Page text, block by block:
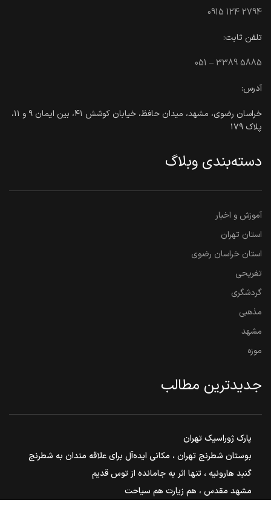
0915 124 2794
تلفن ثابت:
051 – 3389 5885
آدرس:
خراسان رضوی، مشهد، میدان حافظ، خیابان کوشش ۴۱، بین ایمان ۹ و ۱۱،
پلاک ۱۷۹
دسته‌بندی وبلاگ
آموزش و اخبار
استان تهران
استان خراسان رضوی
تفریحی
گردشگری
مذهبی
مشهد
موزه
جدیدترین مطالب
پارک ژوراسیک تهران
بوستان شطرنج تهران ، مکانی ایده‌آل برای علاقه مندان به شطرنج
گنبد هارونیه ، تنها اثر به جامانده از توس قدیم
مشهد مقدس ، هم زیارت هم سیاحت